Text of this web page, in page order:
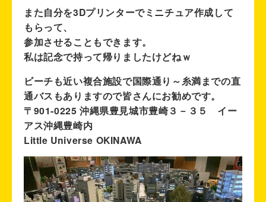
また自分を3Dプリンターでミニチュア作成して
もらって、
参加させることもできます。
私は記念で持って帰りましたけどねｗ
ビーチも近い複合施設で国際通り～糸満までの直
通バスもありますので皆さんにお勧めです。
〒901-0225 沖縄県豊見城市豊崎３－３５ イー
アス沖縄豊崎内
Little Universe OKINAWA